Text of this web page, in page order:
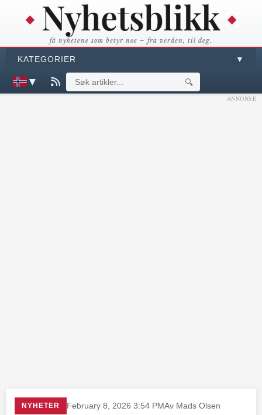
få nyhetene som betyr noe – fra verden, til deg.
KATEGORIER ▼
▼ 🔍
ANNONSE
NYHETER February 8, 2026 3:54 PMAv Mads Olsen